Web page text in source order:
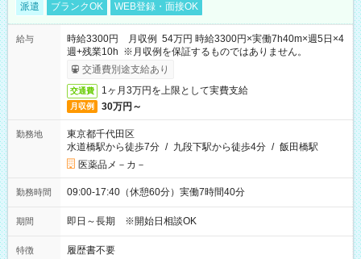
派遣 ブランクOK WEB登録・面接OK
給与
時給3300円 月収例 54万円 時給3300円×実働7h40m×週5日×4
週+残業10h ※月収例を保証するものではありません。
交通費別途支給あり
交通費 1ヶ月3万円を上限として実費支給
月収例 30万円～
勤務地
東京都千代田区
水道橋駅から徒歩7分 / 九段下駅から徒歩4分 / 飯田橋駅
医薬品メ－カ－
勤務時間 09:00-17:40（休憩60分）実働7時間40分
期間 即日～長期 ※開始日相談OK
特徴 履歴書不要